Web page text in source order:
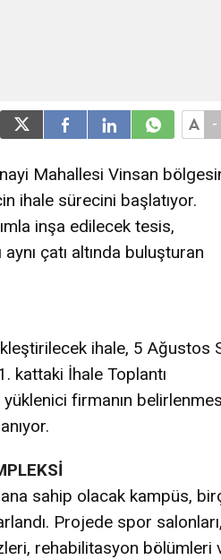
-
Mahallesi Vinsan
ihale sürecini başlatıyor.
inşa edilecek tesis,
çatı altında buluşturan
ihale, 5 Ağustos
kattaki İhale Toplantı
firmanın
sahip olacak kampüs,
Projede spor salonları,
rehabilitasyon bölümleri